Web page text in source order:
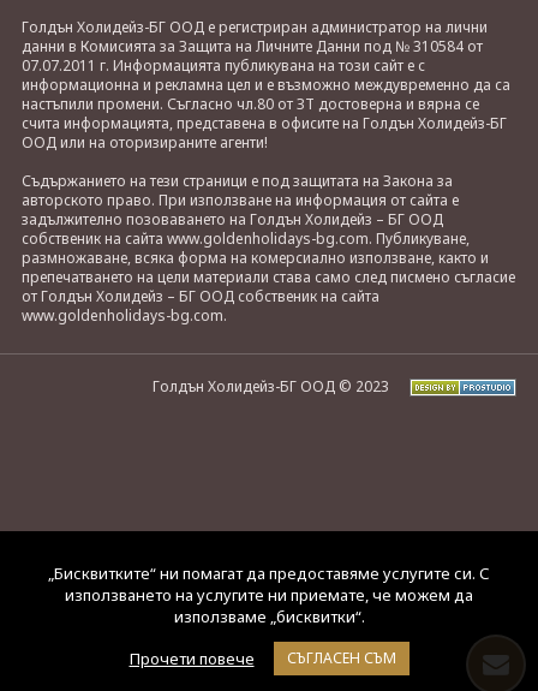
Голдън Холидейз-БГ ООД е регистриран администратор на лични
данни в Комисията за Защита на Личните Данни под № 310584 от
07.07.2011 г. Информацията публикувана на този сайт е с
информационна и рекламна цел и е възможно междувременно да са
настъпили промени. Съгласно чл.80 от ЗТ достоверна и вярна се
счита информацията, представена в офисите на Голдън Холидейз-БГ
ООД или на оторизираните агенти!
Съдържанието на тези страници е под защитата на Закона за
авторското право. При използване на информация от сайта е
задължително позоваването на Голдън Холидейз – БГ ООД
собственик на сайта www.goldenholidays-bg.com. Публикуване,
размножаване, всяка форма на комерсиално използване, както и
препечатването на цели материали става само след писмено съгласие
от Голдън Холидейз – БГ ООД собственик на сайта
www.goldenholidays-bg.com.
Голдън Холидейз-БГ ООД © 2023
„Бисквитките“ ни помагат да предоставяме услугите си. С
използването на услугите ни приемате, че можем да
използваме „бисквитки“.
Прочети повече
СЪГЛАСЕН СЪМ